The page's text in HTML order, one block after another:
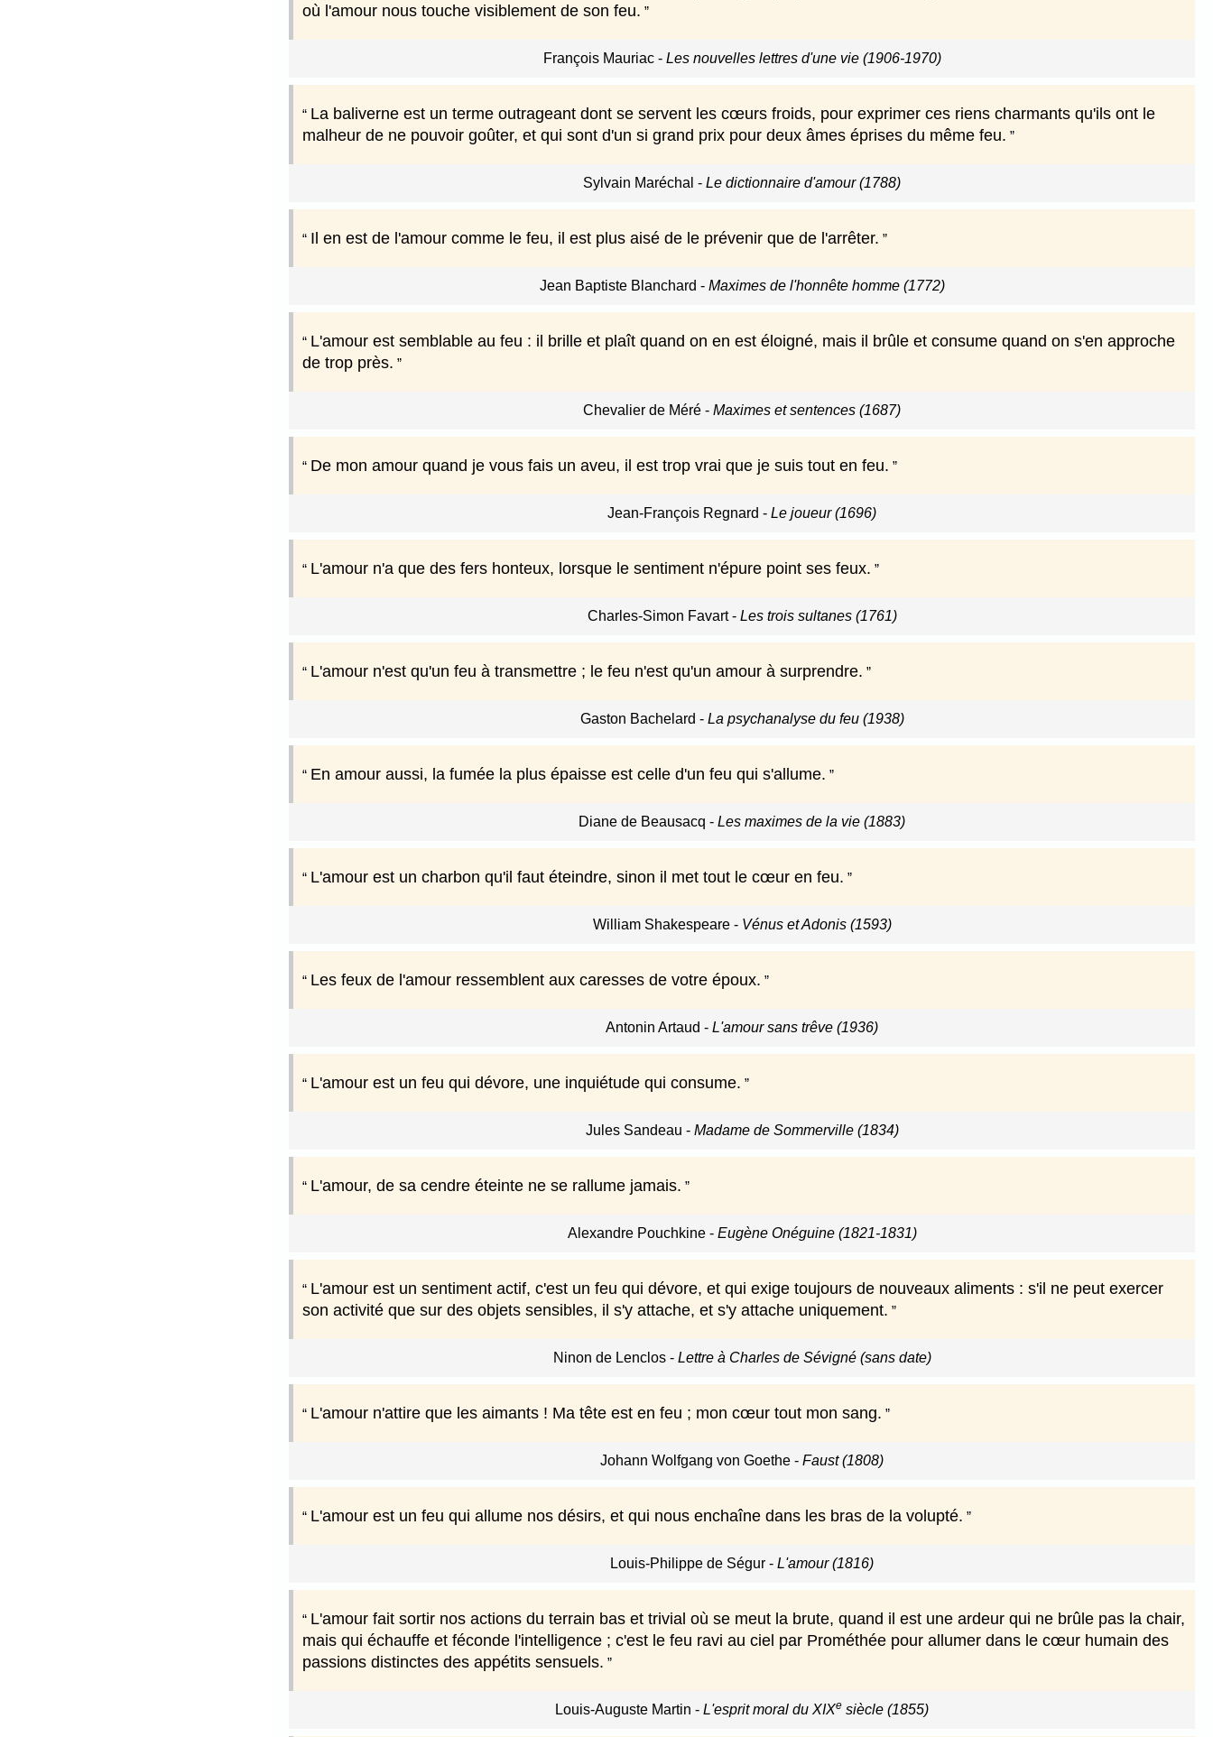
où l'amour nous touche visiblement de son feu.
François Mauriac- Les nouvelles lettres d'une vie (1906-1970)
La baliverne est un terme outrageant dont se servent les cœurs froids, pour exprimer ces riens charmants qu'ils ont le
malheur de ne pouvoir goûter, et qui sont d'un si grand prix pour deux âmes éprises du même feu.
Sylvain Maréchal - Le dictionnaire d'amour (1788)
Il en est de l'amour comme le feu, il est plus aisé de le prévenir que de l'arrêter.
Jean Baptiste Blanchard - Maximes de l'honnête homme (1772)
L'amour est semblable au feu : il brille et plaît quand on en est éloigné, mais il brûle et consume quand on s'en approche
de trop près.
Chevalier de Méré - Maximes et sentences (1687)
De mon amour quand je vous fais un aveu, il est trop vrai que je suis tout en feu.
Jean-François Regnard - Le joueur (1696)
L'amour n'a que des fers honteux, lorsque le sentiment n'épure point ses feux.
Charles-Simon Favart- Les trois sultanes (1761)
L'amour n'est qu'un feu à transmettre ; le feu n'est qu'un amour à surprendre.
Gaston Bachelard - La psychanalyse du feu (1938)
En amour aussi, la fumée la plus épaisse est celle d'un feu qui s'allume.
Diane de Beausacq - Les maximes de la vie (1883)
L'amour est un charbon qu'il faut éteindre, sinon il met tout le cœur en feu.
William Shakespeare- Vénus et Adonis (1593)
Les feux de l'amour ressemblent aux caresses de votre époux.
Antonin Artaud - L'amour sans trêve (1936)
L'amour est un feu qui dévore, une inquiétude qui consume.
Jules Sandeau - Madame de Sommerville (1834)
L'amour, de sa cendre éteinte ne se rallume jamais.
Alexandre Pouchkine- Eugène Onéguine (1821-1831)
L'amour est un sentiment actif, c'est un feu qui dévore, et qui exige toujours de nouveaux aliments : s'il ne peut exercer
son activité que sur des objets sensibles, il s'y attache, et s'y attache uniquement.
Ninon de Lenclos- Lettre à Charles de Sévigné (sans date)
L'amour n'attire que les aimants ! Ma tête est en feu ; mon cœur tout mon sang.
Johann Wolfgang von Goethe - Faust (1808)
L'amour est un feu qui allume nos désirs, et qui nous enchaîne dans les bras de la volupté.
Louis-Philippe de Ségur - L'amour (1816)
L'amour fait sortir nos actions du terrain bas et trivial où se meut la brute, quand il est une ardeur qui ne brûle pas la chair,
mais qui échauffe et féconde l'intelligence ; c'est le feu ravi au ciel par Prométhée pour allumer dans le cœur humain des
passions distinctes des appétits sensuels.
Louis-Auguste Martin - L'esprit moral du XIXe siècle (1855)